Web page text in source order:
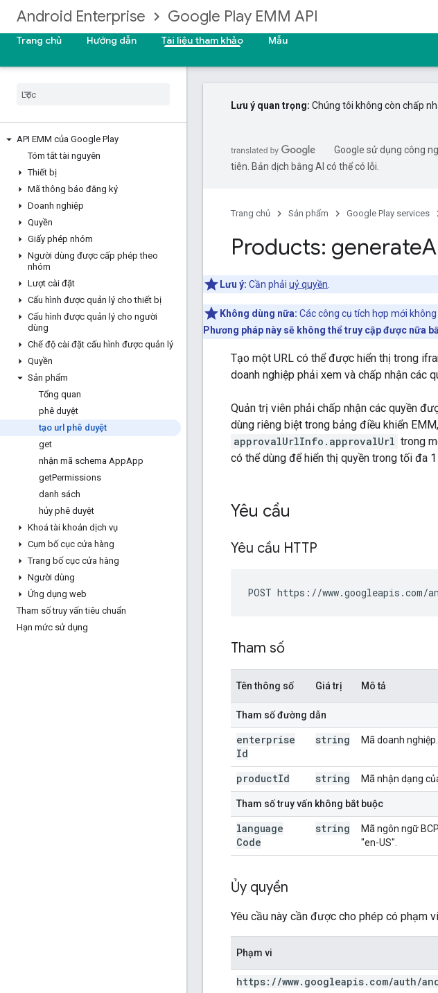
Android Enterprise Google Play EMM API
Trang chủ
Hướng dẫn Tài liệu tham khảo Mẫu
API EMM của Google Play
Tóm tắt tài nguyên
Thiết bị
Mã thông báo đăng ký
Doanh nghiệp
Quyền
Giấy phép nhóm
Người dùng được cấp phép theo
nhóm
Lượt cài đặt
Cấu hình được quản lý cho thiết bị
Cấu hình được quản lý cho người
dùng
Chế độ cài đặt cấu hình được quản lý
Quyền
Sản phẩm
Tổng quan
phê duyệt
tạo url phê duyệt
get
nhận mã schema AppApp
getPermissions
danh sách
hủy phê duyệt
Khoá tài khoản dịch vụ
Cụm bố cục cửa hàng
Trang bố cục cửa hàng
Người dùng
Ứng dụng web
Tham số truy vấn tiêu chuẩn
Hạn mức sử dụng
Lưu ý quan trọng: Chúng tôi không còn chấp
Google sử dụng công
tiên. Bản dịch bằng AI có thể có lỗi.
Trang chủ Sản phẩm Google Play services
Products: generate
Lưu ý: Cần phải uỷ quyền
Không dùng nữa: Các công cụ tích hợp mới
Phương pháp này sẽ không thể truy cập được nữa
Tạo một URL có thể được hiển thị trong
doanh nghiệp phải xem và chấp nhận các
Quản trị viên phải chấp nhận các quyền
dùng riêng biệt trong bảng điều khiển
approvalUrlInfo.approvalUrl trong
có thể dùng để hiển thị quyền trong tối đa 1
Yêu cầu
Yêu cầu HTTP
POST https://
Tham số
Tên thông số Giá trị Mô tả
Tham số đường dẫn
enterprise
Id
string Mã doanh nghiệp.
productId string Mã nhận dạng
Tham số truy vấn không bắt buộc
language
Code
string
Mã ngôn ngữ
"en-US".
Ủy quyền
Yêu cầu này cần được cho phép có phạm
Phạm vi
https: //www. googleapis. com/auth/